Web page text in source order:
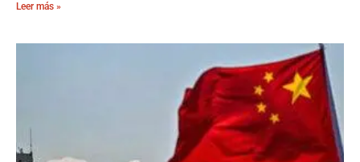
Leer más »